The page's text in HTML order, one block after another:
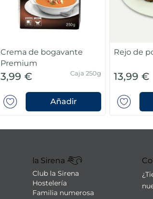
Crema de bogavante
Premium
3,99 € Caja 250g
Añadir
Rejo de
13,99 €
la Sirena
Club la Sirena
Hostelería
Familia numerosa